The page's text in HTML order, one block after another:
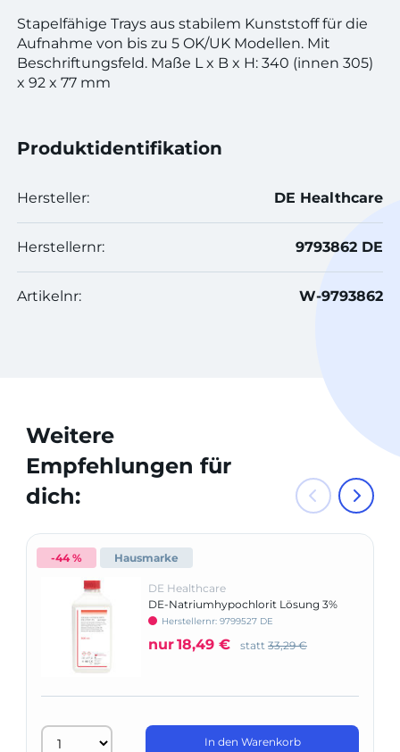
Stapelfähige Trays aus stabilem Kunststoff für die
Aufnahme von bis zu 5 OK/UK Modellen. Mit
Beschriftungsfeld. Maße L x B x H: 340 (innen 305)
x 92 x 77 mm
Produktidentifikation
Hersteller: DE Healthcare
Herstellernr: 9793862 DE
Artikelnr: W-9793862
Weitere
Empfehlungen für
dich:
-44 % Hausmarke
DE Healthcare
DE-Natriumhypochlorit Lösung 3%
Herstellernr: 9799527 DE
nur18,49 € statt 33,29 €
In den Warenkorb